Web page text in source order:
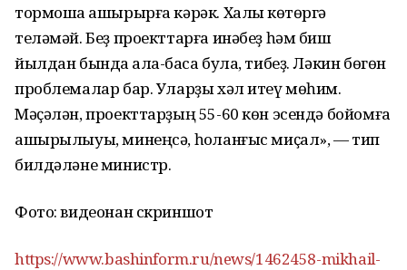
тормошҡа ашырырға кәрәк. Халыҡ көтөргә
теләмәй. Беҙ проекттарға инәбеҙ һәм биш
йылдан бында ҡала-баҡса була, тибеҙ. Ләкин бөгөн
проблемалар бар. Уларҙы хәл итеү мөһим.
Мәҫәлән, проекттарҙың 55-60 көн эсендә бойомға
ашырылыуы, минеңсә, һоҡланғыс миҫал», — тип
билдәләне министр.
Фото: видеонан скриншот
https://www.bashinform.ru/news/1462458-mikhail-